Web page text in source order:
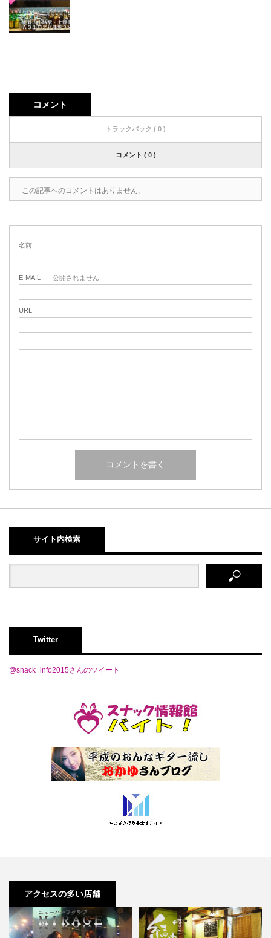
コメント
トラックバック ( 0 )
コメント ( 0 )
この記事へのコメントはありません。
名前
E-MAIL - 公開されません -
URL
サイト内検索
Twitter
@snack_info2015さんのツイート
アクセスの多い店舗